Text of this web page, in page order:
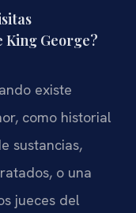
King George?
existe
como historial
sustancias,
o una
jueces del